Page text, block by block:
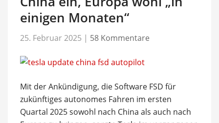
einigen Monaten“
25. Februar 2025 | 58 Kommentare
Mit der Ankündigung, die Software FSD für
zukünftiges autonomes Fahren im ersten
Quartal 2025 sowohl nach China als auch nach